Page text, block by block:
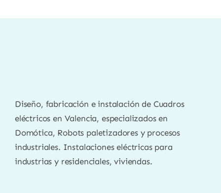
Diseño, fabricación e instalación de Cuadros
eléctricos en Valencia, especializados en
Domótica, Robots paletizadores y procesos
industriales. Instalaciones eléctricas para
industrias y residenciales, viviendas.